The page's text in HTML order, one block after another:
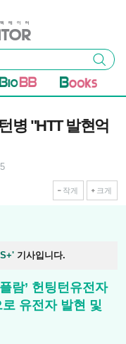
검색
병 "HTT 발현억
작게 크게
기사입니다.
람’ 헌팅턴유전자
유전자 발현 및